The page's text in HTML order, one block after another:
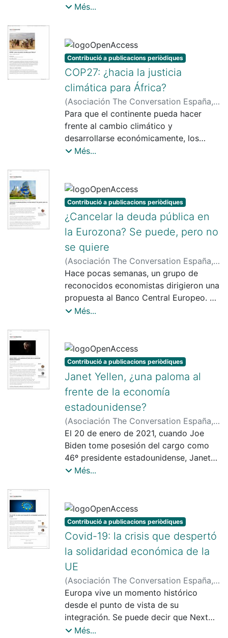
interesante reflexionar sobre cómo se
por ejemplo, a la sociedad o al
individuo, la visión social de la
desigualdad, el reconocimiento (o no)
de conflictos y agentes con intereses
divergentes o la propia idea de una
ciencia económica exacta y precisa
(capaz de fundamentar políticas
neutrales) son elementos constituyentes
de una narrativa al servicio de los
intereses y objetivos de la visión
Més...
Contribució a publicacions periòdiques
COP27: ¿hacia la justicia
climática para África?
(Asociación The Conversation España,
2022-11-17 )Colom Jaén, Artur;
Bidaurratzaga Aurre, Eduardo
Para que el continente pueda hacer
frente al cambio climático y
desarrollarse económicamente, los
países ricos deben reconocer la
actuar en consecuencia.
Més...
Contribució a publicacions periòdiques
¿Cancelar la deuda pública en
la Eurozona? Se puede, pero no
se quiere
(Asociación The Conversation España,
2021-03-02 )Cairó i Céspedes, Gemma
Hace pocas semanas, un grupo de
reconocidos economistas dirigieron una
propuesta al Banco Central Europeo. En
ella, apelaban a la reestructuración de
que el BCE les condone la deuda
pública (o la canjee por deuda
perpetua). A cambio, los Estados se
comprometerían a invertir los recursos
liberados en políticas de reconstrucción
ecológica y social.
Més...
Contribució a publicacions periòdiques
Janet Yellen, ¿una paloma al
frente de la economía
estadounidense?
(Asociación The Conversation España,
2021-01-19)Blasco-Martel, Yolanda;
Jorge-Sotelo, Enrique
El 20 de enero de 2021, cuando Joe
Biden tome posesión del cargo como
46º presidente estadounidense, Janet
Yellen se convertirá en la primera mujer
al de ministra de Hacienda.
Més...
Contribució a publicacions periòdiques
Covid-19: la crisis que despertó
la solidaridad económica de la
UE
(Asociación The Conversation España,
2020-10-21)Garcia-Duran Huet,
Patricia
Europa vive un momento histórico
desde el punto de vista de su
integración. Se puede decir que Next
Generation EU (NGEU), el fondo de
Més...